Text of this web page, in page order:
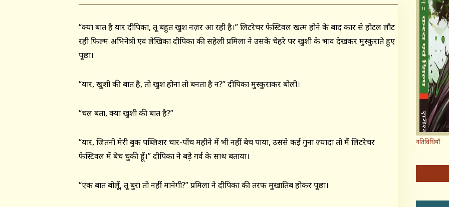
“क्या बात है यार दीपिका, तू बहुत खुश नज़र आ रही है।” लिटरेचर फेस्टिवल खत्म होने के बाद कार से होटल लौट
रही फिल्म अभिनेत्री एवं लेखिका दीपिका की सहेली प्रमिला ने उसके चेहरे पर खुशी के भाव देखकर मुस्कुराते हुए
पूछा।
“यार, खुशी की बात है, तो खुश होना तो बनता है न?” दीपिका मुस्कुराकर बोली।
“चल बता, क्या खुशी की बात है?”
“यार, जितनी मेरी बुक पब्लिशर चार-पाँच महीने में भी नहीं बेच पाया, उससे कई गुना ज्यादा तो मैं लिटरेचर
फेस्टिवल में बेच चुकी हूँ।” दीपिका ने बड़े गर्व के साथ बताया।
“एक बात बोलूँ, तू बुरा तो नहीं मानेगी?” प्रमिला ने दीपिका की तरफ मुखातिब होकर पूछा।
गतिविधियाँ